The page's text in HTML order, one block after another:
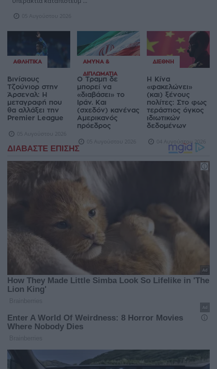
05 Αυγούστου 2026
ΑΘΛΗΤΙΚΆ
Βινίσιους
Τζούνιορ στην
Άρσεναλ: Η
μεταγραφή που
θα αλλάξει την
Premier League
05 Αυγούστου 2026
ΆΜΥΝΑ &
ΔΙΠΛΩΜΑΤΊΑ
Ο Τραμπ δε
μπορεί να
«διαβάσει» το
Ιράν. Και
(σχεδόν) κανένας
Αμερικανός
πρόεδρος
05 Αυγούστου 2026
ΔΙΕΘΝΉ
Η Κίνα
«φακελώνει»
(και) ξένους
πολίτες: Στο φως
τεράστιος όγκος
ιδιωτικών
δεδομένων
04 Αυγούστου 2026